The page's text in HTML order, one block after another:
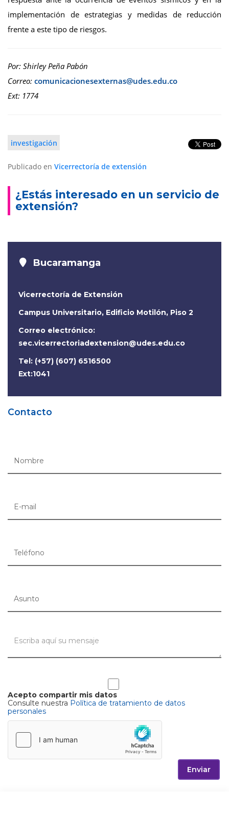
implementación de estrategias y medidas de reducción
frente a este tipo de riesgos.
Por: Shirley Peña Pabón
Correo:
Ext: 1774
investigación
Publicado en Vicerrectoría de extensión
¿Estás interesado en un servicio de
extensión?
Bucaramanga
Vicerrectoría de Extensión
Campus Universitario, Edificio Motilón, Piso 2
Correo electrónico:
sec.vicerrectoriadextension@udes.edu.co
Tel: (+57) (607) 6516500
Ext:1041
Contacto
Acepto compartir mis datos
Consulte nuestra Política de tratamiento de datos
personales
Enviar